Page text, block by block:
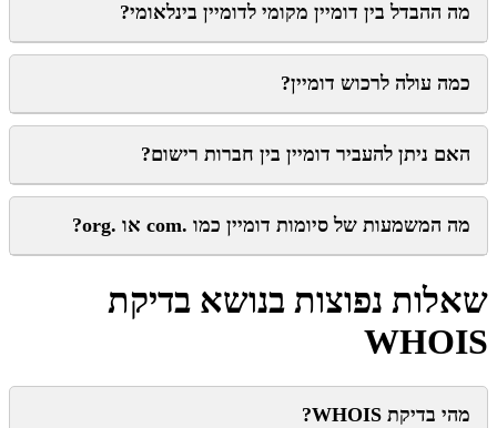
מה ההבדל בין דומיין מקומי לדומיין בינלאומי?
כמה עולה לרכוש דומיין?
האם ניתן להעביר דומיין בין חברות רישום?
מה המשמעות של סיומות דומיין כמו .com או .org?
שאלות נפוצות בנושא בדיקת
WHOIS
מהי בדיקת WHOIS?